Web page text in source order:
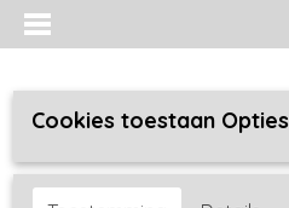
Inloggen Registreren
Cookies toestaan Opties